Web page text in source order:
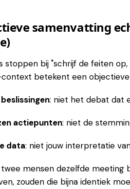
samenvatting
stoppen bij "schrijf de feiten
betekent een
: niet het debat dat
actiepunten: niet de
data: niet jouw interpretatie
mensen dezelfde meeting
zouden die bijna identiek